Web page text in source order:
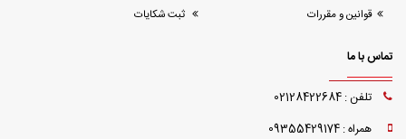
قوانین و مقررات
ثبت شکایات
تماس با ما
تلفن : 02128422684
همراه : 09355429174